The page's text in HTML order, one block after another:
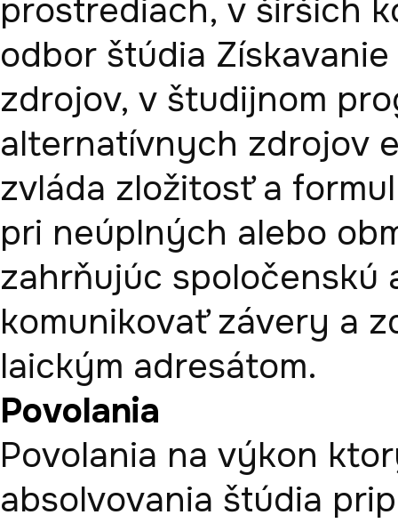
prostrediach, v širších
odbor štúdia
zdrojov, v študijnom
alternatívnych zdrojov
zvláda zložitosť a
pri neúplných alebo
zahrňujúc spoločenskú
komunikovať závery a
laickým adresátom.
Povolania
Povolania na výkon
absolvovania štúdia